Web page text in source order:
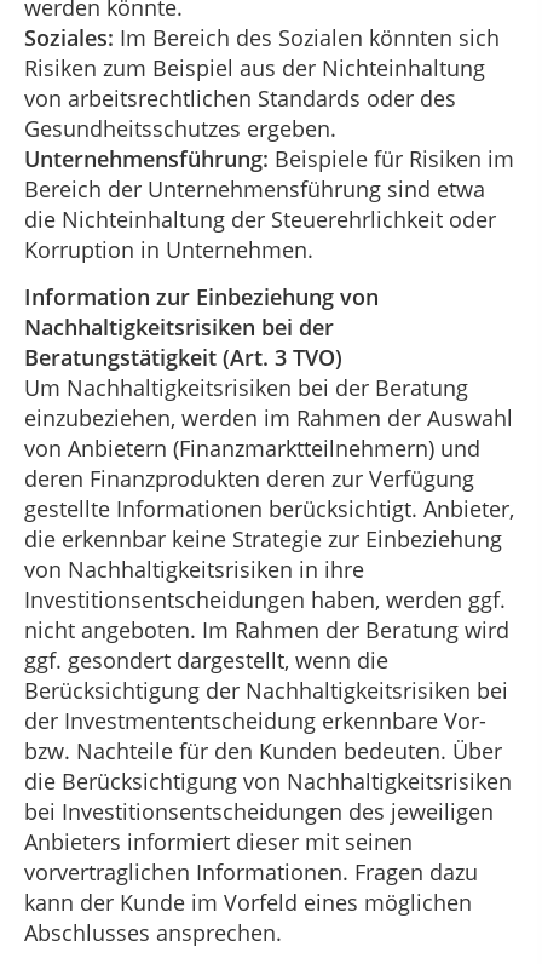
werden könnte.
Soziales: Im Bereich des Sozialen könnten sich
Risiken zum Beispiel aus der Nichteinhaltung
von arbeitsrechtlichen Standards oder des
Gesundheitsschutzes ergeben.
Unternehmensführung: Beispiele für Risiken im
Bereich der Unternehmensführung sind etwa
die Nichteinhaltung der Steuerehrlichkeit oder
Korruption in Unternehmen.
Information zur Einbeziehung von
Nachhaltigkeitsrisiken bei der
Beratungstätigkeit (Art. 3 TVO)
Um Nachhaltigkeitsrisiken bei der Beratung
einzubeziehen, werden im Rahmen der Auswahl
von Anbietern (Finanzmarktteilnehmern) und
deren Finanzprodukten deren zur Verfügung
gestellte Informationen berücksichtigt. Anbieter,
die erkennbar keine Strategie zur Einbeziehung
von Nachhaltigkeitsrisiken in ihre
Investitionsentscheidungen haben, werden ggf.
nicht angeboten. Im Rahmen der Beratung wird
ggf. gesondert dargestellt, wenn die
Berücksichtigung der Nachhaltigkeitsrisiken bei
der Investmententscheidung erkennbare Vor-
bzw. Nachteile für den Kunden bedeuten. Über
die Berücksichtigung von Nachhaltigkeitsrisiken
bei Investitionsentscheidungen des jeweiligen
Anbieters informiert dieser mit seinen
vorvertraglichen Informationen. Fragen dazu
kann der Kunde im Vorfeld eines möglichen
Abschlusses ansprechen.